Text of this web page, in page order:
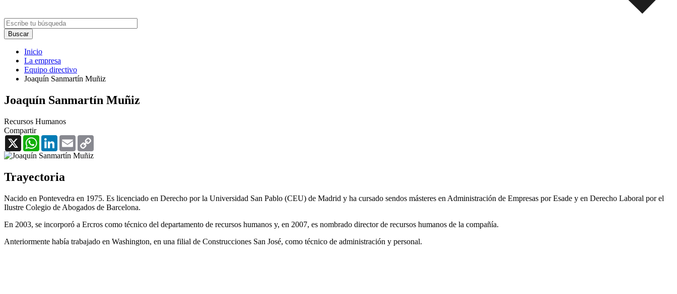
Inicio
La empresa
Equipo directivo
Joaquín Sanmartín Muñiz
Joaquín Sanmartín Muñiz
Recursos Humanos
Compartir
X
WhatsAppLinkedInEmail
Trayectoria
Nacido en Pontevedra en 1975. Es licenciado en Derecho por la Universidad San Pablo (CEU) de Madrid y ha cursado sendos másteres en Administración de Empresas por Esade y en Derecho Laboral por el
Ilustre Colegio de Abogados de Barcelona.
En 2003, se incorporó a Ercros como técnico del departamento de recursos humanos y, en 2007, es nombrado director de recursos humanos de la compañía.
Anteriormente había trabajado en Washington, en una filial de Construcciones San José, como técnico de administración y personal.